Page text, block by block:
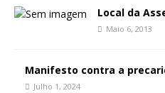
Local da
Maio 6, 2013
Manifesto contra a
Julho 1, 2024